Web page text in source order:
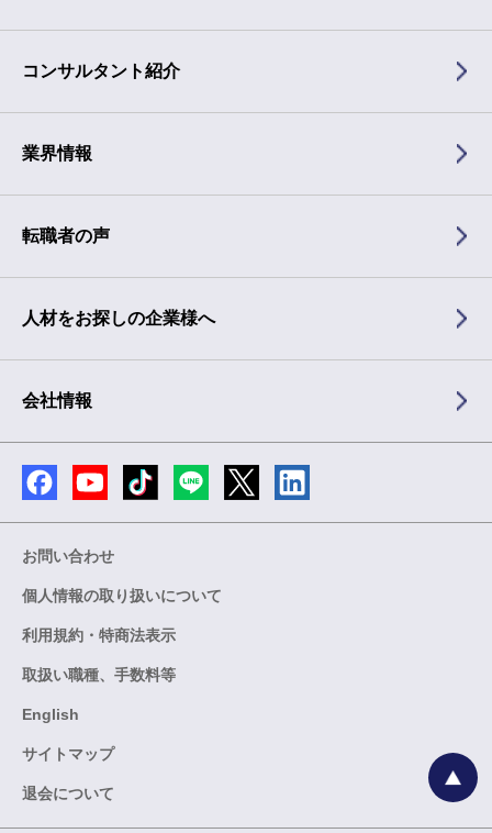
コンサルタント紹介
業界情報
転職者の声
人材をお探しの企業様へ
会社情報
お問い合わせ
個人情報の取り扱いについて
利用規約・特商法表示
取扱い職種、手数料等
English
サイトマップ
退会について